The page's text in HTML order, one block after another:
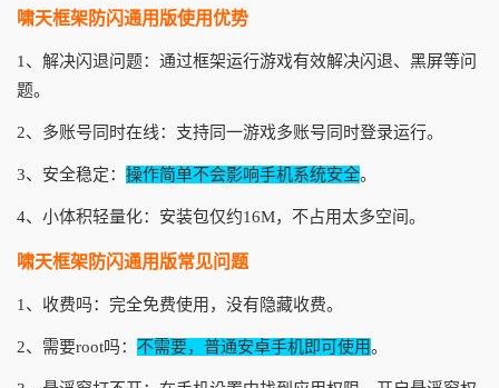
啸天框架防闪通用版使用优势
1、解决闪退问题：通过框架运行游戏有效解决闪退、黑屏等问
题。
2、多账号同时在线：支持同一游戏多账号同时登录运行。
3、安全稳定： 操作简单不会影响手机系统安全。
4、小体积轻量化：安装包仅约16M，不占用太多空间。
啸天框架防闪通用版常见问题
1、收费吗：完全免费使用，没有隐藏收费。
2、需要root吗： 不需要，普通安卓手机即可使用。